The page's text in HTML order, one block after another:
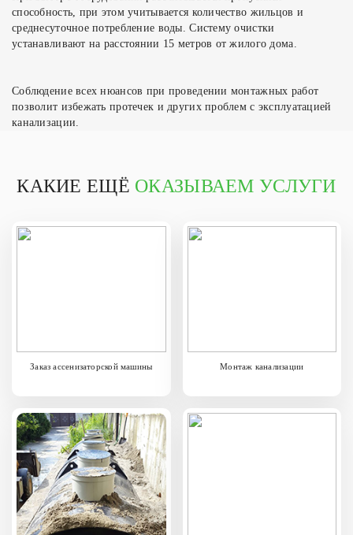
способность, при этом учитывается количество жильцов и
среднесуточное потребление воды. Систему очистки
устанавливают на расстоянии 15 метров от жилого дома.
Соблюдение всех нюансов при проведении монтажных работ
позволит избежать протечек и других проблем с эксплуатацией
канализации.
КАКИЕ ЕЩЁ ОКАЗЫВАЕМ УСЛУГИ
Заказ ассенизаторской машины Монтаж канализации